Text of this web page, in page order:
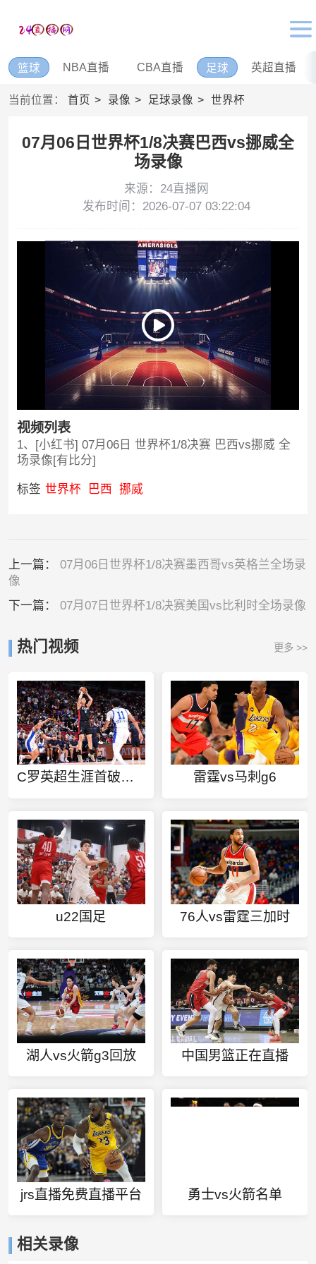
篮球 NBA直播 CBA直播 足球 英超直播
当前位置： 首页 录像 足球录像 世界杯
07月06日世界杯1/8决赛巴西vs挪威全
场录像
来源：24直播网
发布时间：2026-07-07 03:22:04
视频列表
1、[小红书] 07月06日 世界杯1/8决赛 巴西vs挪威 全
场录像[有比分]
标签 世界杯 巴西 挪威
上一篇： 07月06日世界杯1/8决赛墨西哥vs英格兰全场录
像
下一篇： 07月07日世界杯1/8决赛美国vs比利时全场录像
热门视频 更多 >>
C罗英超生涯首破切尔西刷纪录 雷霆vs马刺g6
u22国足 76人vs雷霆三加时
湖人vs火箭g3回放 中国男篮正在直播
jrs直播免费直播平台 勇士vs火箭名单
相关录像